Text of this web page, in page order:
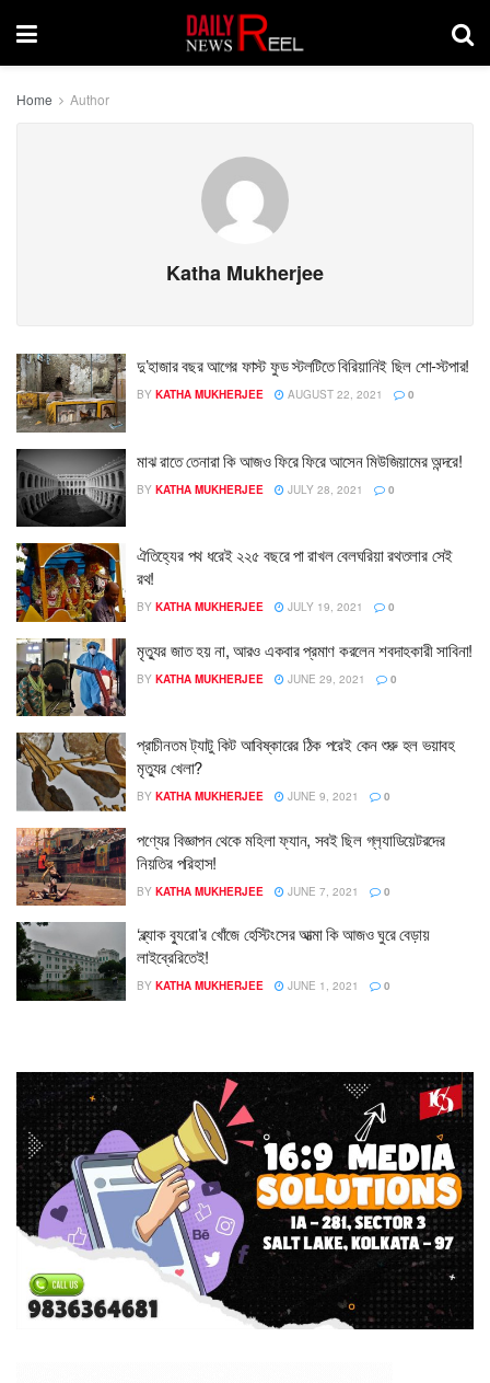
Home Author
Katha Mukherjee
দু’হাজার বছর আগের ফাস্ট ফুড স্টলটিতে বিরিয়ানিই ছিল শো-স্টপার!
BY KATHA MUKHERJEE AUGUST 22, 2021 0
মাঝ রাতে তেনারা কি আজও ফিরে ফিরে আসেন মিউজিয়ামের অন্দরে!
BY KATHA MUKHERJEE JULY 28, 2021 0
ঐতিহ্যের পথ ধরেই ২২৫ বছরে পা রাখল বেলঘরিয়া রথতলার সেই
রথ!
BY KATHA MUKHERJEE JULY 19, 2021 0
মৃত্যুর জাত হয় না, আরও একবার প্রমাণ করলেন শবদাহকারী সাবিনা!
BY KATHA MUKHERJEE JUNE 29, 2021 0
প্রাচীনতম ট‍্যাটু কিট আবিষ্কারের ঠিক পরেই কেন শুরু হল ভয়াবহ
মৃত্যুর খেলা?
BY KATHA MUKHERJEE JUNE 9, 2021 0
পণ্যের বিজ্ঞাপন থেকে মহিলা ফ্যান, সবই ছিল গ্ল‍্যাডিয়েটরদের
নিয়তির পরিহাস!
BY KATHA MUKHERJEE JUNE 7, 2021 0
‘ব্ল্যাক ব্যুরো’র খোঁজে হেস্টিংসের আত্মা কি আজও ঘুরে বেড়ায়
লাইব্রেরিতেই!
BY KATHA MUKHERJEE JUNE 1, 2021 0